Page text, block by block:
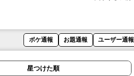
ボケ通報 お題通報 ユーザー通報
星つけた順